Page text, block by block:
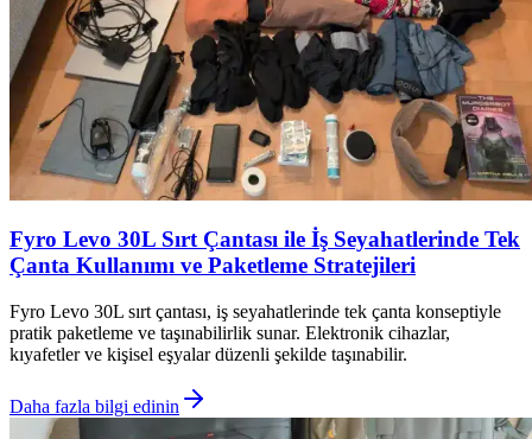
Fyro Levo 30L Sırt Çantası ile İş Seyahatlerinde Tek
Çanta Kullanımı ve Paketleme Stratejileri
Fyro Levo 30L sırt çantası, iş seyahatlerinde tek çanta konseptiyle
pratik paketleme ve taşınabilirlik sunar. Elektronik cihazlar,
kıyafetler ve kişisel eşyalar düzenli şekilde taşınabilir.
Daha fazla bilgi edinin